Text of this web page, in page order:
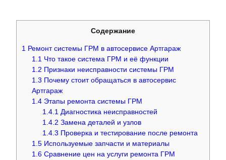
Содержание
1
Ремонт системы ГРМ в автосервисе Артгараж
1.1 Что такое система ГРМ и её функции
1.2 Признаки неисправности системы ГРМ
1.3 Почему стоит обращаться в автосервис
Артгараж
1.4 Этапы ремонта системы ГРМ
1.4.1 Диагностика неисправностей
1.4.2 Замена деталей и узлов
1.4.3 Проверка и тестирование после ремонта
1.5 Используемые запчасти и материалы
1.6 Сравнение цен на услуги ремонта ГРМ